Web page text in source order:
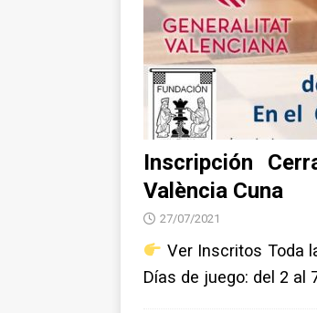
Inscripción
València Cuna
27/07/2021
Ver Inscritos Toda
Días de juego: del 2 al